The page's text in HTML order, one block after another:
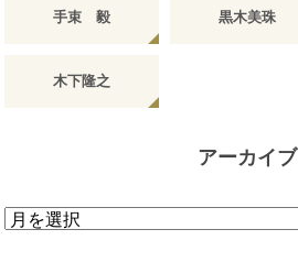
手束 毅 黒木美珠
木下隆之
アーカイブ
ア